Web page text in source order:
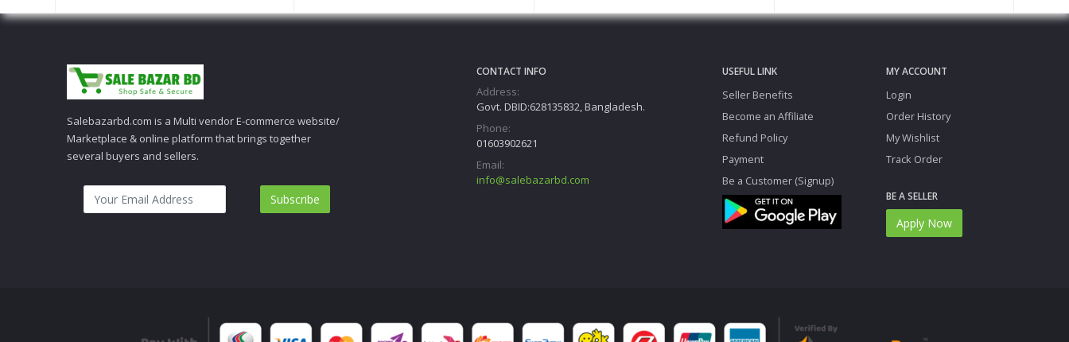
Salebazarbd.com is a Multi vendor E-commerce website/
Marketplace & online platform that brings together
several buyers and sellers.
Subscribe
CONTACT INFO
Address:
Govt. DBID:628135832, Bangladesh.
Phone:
01603902621
Email:
info@salebazarbd.com
USEFUL LINK
Seller Benefits
Become an Affiliate
Refund Policy
Payment
Be a Customer (Signup)
MY ACCOUNT
Login
Order History
My Wishlist
Track Order
BE A SELLER
Apply Now